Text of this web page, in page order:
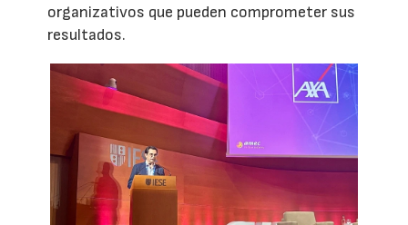
organizativos que pueden comprometer sus
resultados.